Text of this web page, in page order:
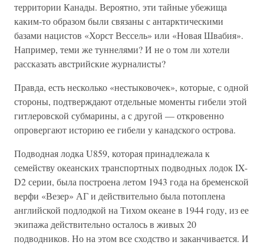
территории Канады. Вероятно, эти тайные убежища
каким-то образом были связаны с антарктическими
базами нацистов «Хорст Вессель» или «Новая Швабия».
Например, теми же туннелями? И не о том ли хотели
рассказать австрийские журналисты?
Правда, есть несколько «нестыковочек», которые, с одной
стороны, подтверждают отдельные моменты гибели этой
гитлеровской субмарины, а с другой — откровенно
опровергают историю ее гибели у канадского острова.
Подводная лодка U859, которая принадлежала к
семейству океанских транспортных подводных лодок IX-
D2 серии, была построена летом 1943 года на бременской
верфи «Везер» АГ и действительно была потоплена
английской подлодкой на Тихом океане в 1944 году, из ее
экипажа действительно осталось в живых 20
подводников. Но на этом все сходство и заканчивается. И